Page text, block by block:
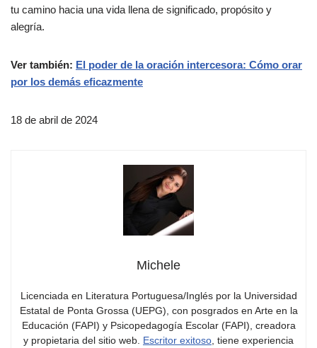
tu camino hacia una vida llena de significado, propósito y
alegría.
Ver también: El poder de la oración intercesora: Cómo orar
por los demás eficazmente
18 de abril de 2024
Michele
Licenciada en Literatura Portuguesa/Inglés por la Universidad
Estatal de Ponta Grossa (UEPG), con posgrados en Arte en la
Educación (FAPI) y Psicopedagogía Escolar (FAPI), creadora
y propietaria del sitio web. Escritor exitoso , tiene experiencia